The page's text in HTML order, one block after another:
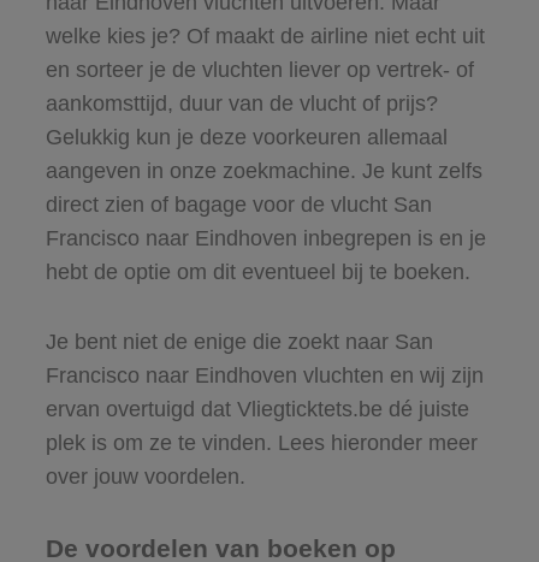
welke kies je? Of maakt de airline niet echt uit
en sorteer je de vluchten liever op vertrek- of
aankomsttijd, duur van de vlucht of prijs?
Gelukkig kun je deze voorkeuren allemaal
aangeven in onze zoekmachine. Je kunt zelfs
direct zien of bagage voor de vlucht San
Francisco naar Eindhoven inbegrepen is en je
hebt de optie om dit eventueel bij te boeken.
Je bent niet de enige die zoekt naar San
Francisco naar Eindhoven vluchten en wij zijn
ervan overtuigd dat Vliegticktets.be dé juiste
plek is om ze te vinden. Lees hieronder meer
over jouw voordelen.
De voordelen van boeken op